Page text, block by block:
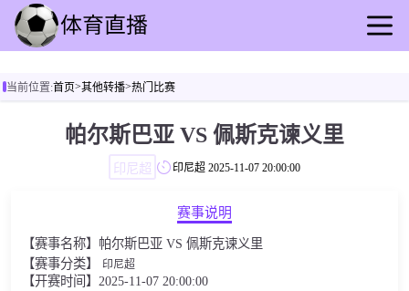
足球直播
其他转播
当前位置:首页>其他转播>热门比赛
帕尔斯巴亚 VS 佩斯克谏义里
印尼超 印尼超 2025-11-07 20:00:00
赛事说明
【赛事名称】帕尔斯巴亚 VS 佩斯克谏义里
【赛事分类】 印尼超
【开赛时间】2025-11-07 20:00:00